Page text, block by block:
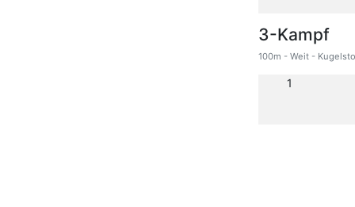
3-Kampf
100m - Weit -
1